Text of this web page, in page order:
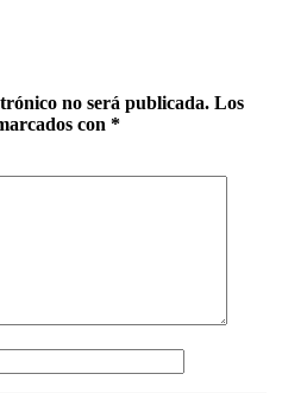
no será publicada. Los
con *